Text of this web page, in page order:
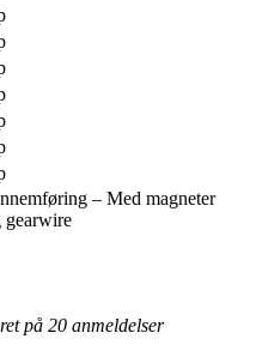
– Med magneter
gearwire
på 20 anmeldelser